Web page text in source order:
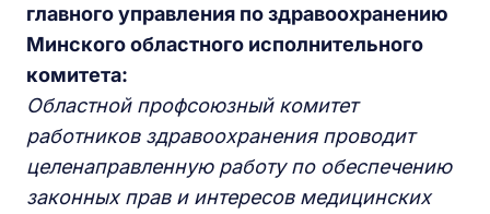
главного управления по здравоохранению
Минского областного исполнительного
комитета:
Областной профсоюзный комитет
работников здравоохранения проводит
целенаправленную работу по обеспечению
законных прав и интересов медицинских